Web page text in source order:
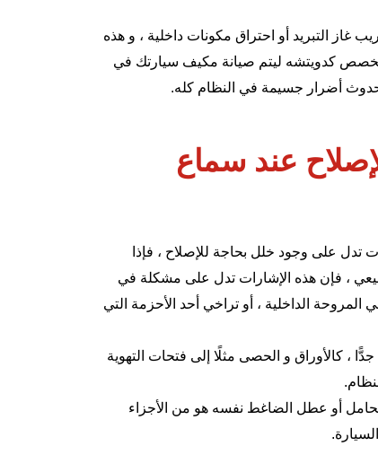
التبريد أو احتراق مكونات داخلية ، و هذه
كدويتشه ليتم صيانة مكيف سيارتك في
أضرار جسيمة في النظام كله.
عند سماع
تدل على وجود خلل بحاجة للإصلاح ، فإذا
، فإن هذه الإشارات تدل على مشكلة في
الداخلية ، أو تراخي أحد الأحزمة التي
كالأوراق و الحصى مثلًا إلى فتحات التهوية
أو عطل الضاغط نفسه هو من الأجزاء